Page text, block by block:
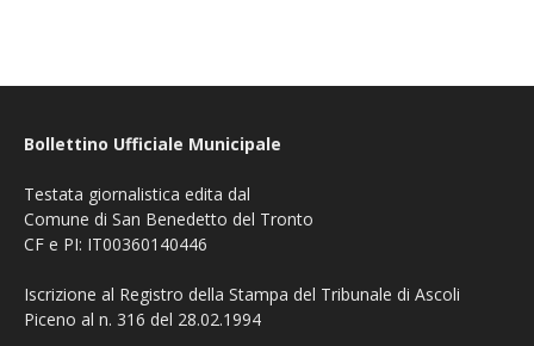
Bollettino Ufficiale Municipale
Testata giornalistica edita dal
Comune di San Benedetto del Tronto
CF e PI: IT00360140446
Iscrizione al Registro della Stampa del Tribunale di Ascoli
Piceno al n. 316 del 28.02.1994